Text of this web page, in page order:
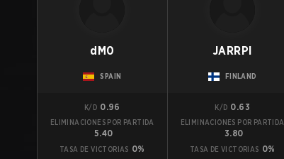
dM0
SPAIN
K/D 0.96
ELIMINACIONES POR PARTIDA
5.40
TASA DE VICTORIAS 0%
JARRPI
FINLAND
K/D 0.63
ELIMINACIONES POR PARTIDA
3.80
TASA DE VICTORIAS 0%